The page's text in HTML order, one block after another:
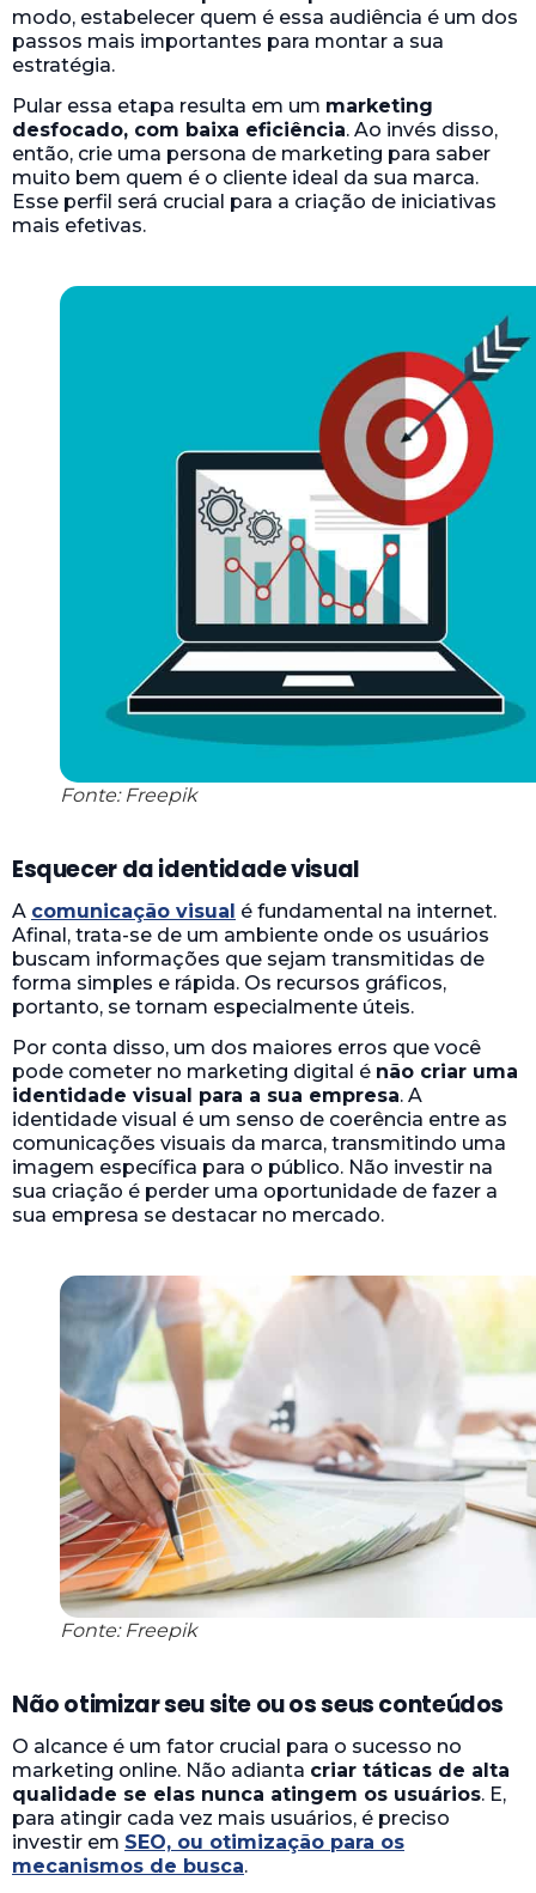
modo, estabelecer quem é essa audiência é um dos
passos mais importantes para montar a sua
estratégia.
Pular essa etapa resulta em um marketing
desfocado, com baixa eficiência. Ao invés disso,
então, crie uma persona de marketing para saber
muito bem quem é o cliente ideal da sua marca.
Esse perfil será crucial para a criação de iniciativas
mais efetivas.
Fonte: Freepik
Esquecer da identidade visual
A comunicação visual é fundamental na internet.
Afinal, trata-se de um ambiente onde os usuários
buscam informações que sejam transmitidas de
forma simples e rápida. Os recursos gráficos,
portanto, se tornam especialmente úteis.
Por conta disso, um dos maiores erros que você
pode cometer no marketing digital é não criar uma
identidade visual para a sua empresa. A
identidade visual é um senso de coerência entre as
comunicações visuais da marca, transmitindo uma
imagem específica para o público. Não investir na
sua criação é perder uma oportunidade de fazer a
sua empresa se destacar no mercado.
Fonte: Freepik
Não otimizar seu site ou os seus conteúdos
O alcance é um fator crucial para o sucesso no
marketing online. Não adianta criar táticas de alta
qualidade se elas nunca atingem os usuários. E,
para atingir cada vez mais usuários, é preciso
investir em SEO, ou otimização para os
mecanismos de busca.